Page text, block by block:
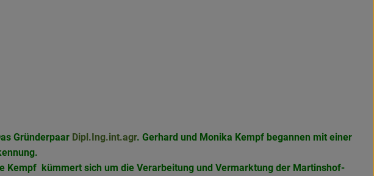
Gründerpaar Dipl.Ing.int.agr. Gerhard und Monika Kempf begannen mit einer
kümmert sich um die Verarbeitung und Vermarktung der Martinshof-